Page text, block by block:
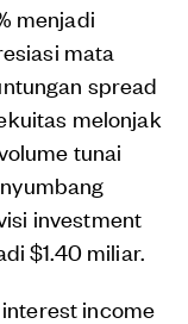
menjadi
mata
spread
melonjak
tunai
investment
$1.40 miliar.
income